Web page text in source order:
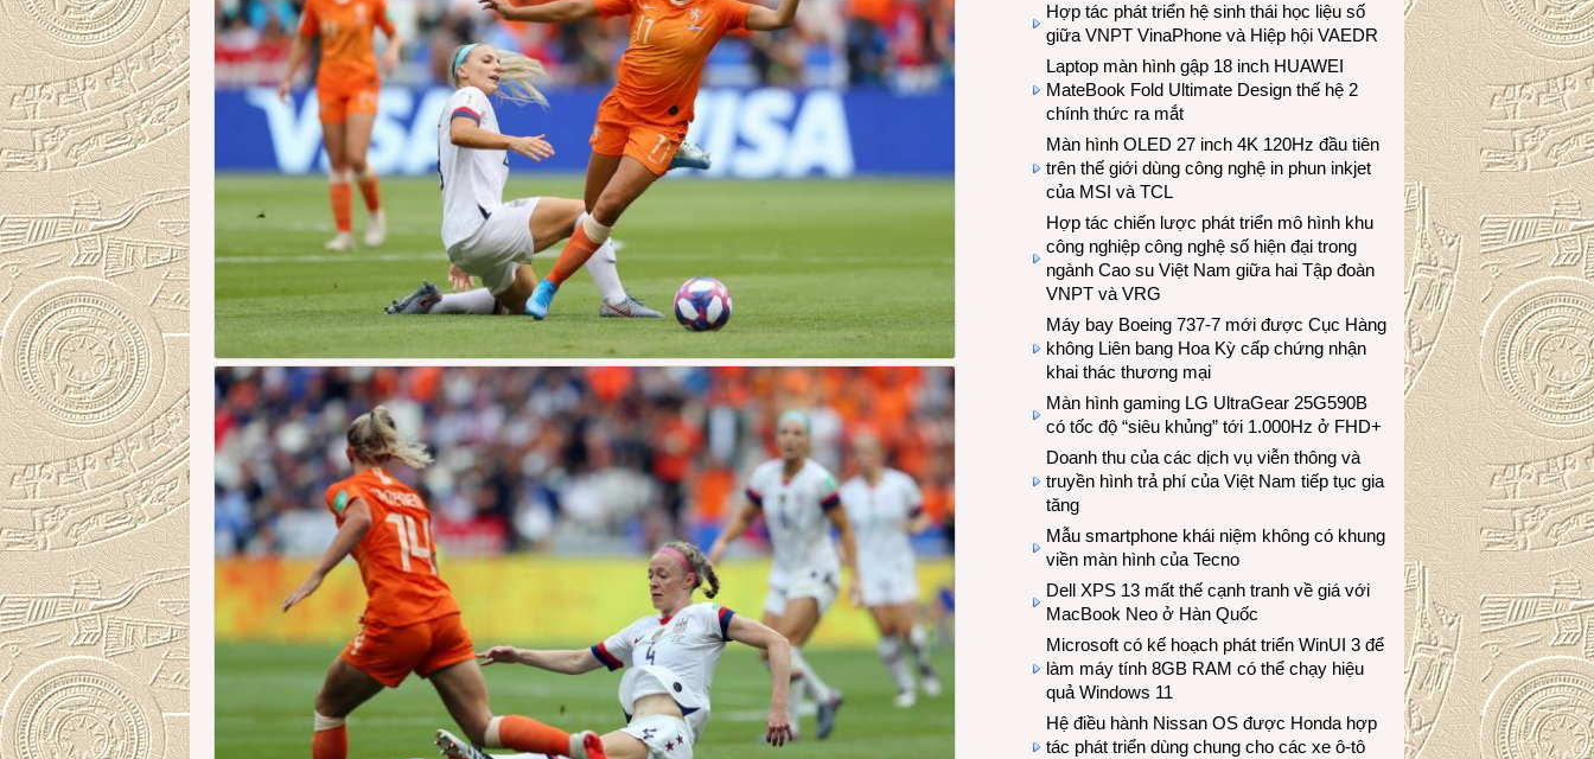
Hợp tác phát triển hệ sinh thái học liệu số
giữa VNPT VinaPhone và Hiệp hội VAEDR
Laptop màn hình gập 18 inch HUAWEI
MateBook Fold Ultimate Design thế hệ 2
chính thức ra mắt
Màn hình OLED 27 inch 4K 120Hz đầu tiên
trên thế giới dùng công nghệ in phun inkjet
của MSI và TCL
Hợp tác chiến lược phát triển mô hình khu
công nghiệp công nghệ số hiện đại trong
ngành Cao su Việt Nam giữa hai Tập đoàn
VNPT và VRG
Máy bay Boeing 737-7 mới được Cục Hàng
không Liên bang Hoa Kỳ cấp chứng nhận
khai thác thương mại
Màn hình gaming LG UltraGear 25G590B
có tốc độ “siêu khủng” tới 1.000Hz ở FHD+
Doanh thu của các dịch vụ viễn thông và
truyền hình trả phí của Việt Nam tiếp tục gia
tăng
Mẫu smartphone khái niệm không có khung
viền màn hình của Tecno
Dell XPS 13 mất thế cạnh tranh về giá với
MacBook Neo ở Hàn Quốc
Microsoft có kế hoạch phát triển WinUI 3 để
làm máy tính 8GB RAM có thể chạy hiệu
quả Windows 11
Hệ điều hành Nissan OS được Honda hợp
tác phát triển dùng chung cho các xe ô-tô